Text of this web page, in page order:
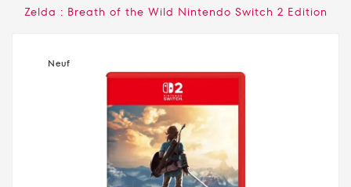
Zelda : Breath of the Wild Nintendo Switch 2 Edition
Neuf